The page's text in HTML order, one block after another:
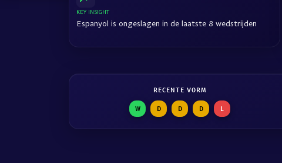
KEY INSIGHT
Espanyol is ongeslagen in de laatste 8 wedstrijden
RECENTE VORM
W D D D L